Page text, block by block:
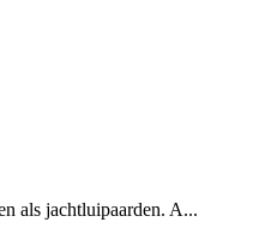
als jachtluipaarden. A...